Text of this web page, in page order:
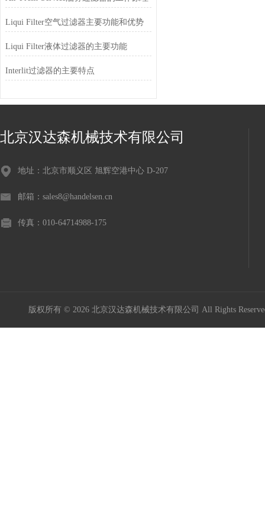
Liqui Filter空气过滤器主要功能和优势
Liqui Filter液体过滤器的主要功能
Interlit过滤器的主要特点
北京汉达森机械技术有限公司
地址：北京市顺义区 旭辉空港中心 D-207
邮箱：sales8@handelsen.cn
传真：010-64714988-175
版权所有 © 2026 北京汉达森机械技术有限公司 All Rights